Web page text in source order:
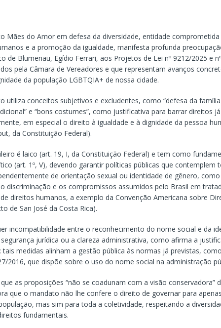
Mães do Amor em defesa da diversidade, entidade
e a promoção da igualdade, manifesta profunda
de Blumenau, Egídio Ferrari, aos Projetos de Lei nº 9212/2025 e
pela Câmara de Vereadores e que representam avanços
da população LGBTQIA+ de nossa cidade.
utiliza conceitos subjetivos e excludentes, como “defesa da
e “bons costumes”, como justificativa para barrar direitos
em especial o direito à igualdade e à dignidade da pessoa
da Constituição Federal).
é laico (art. 19, I, da Constituição Federal) e tem como
(art. 1º, V), devendo garantir políticas públicas que contemplem
de orientação sexual ou identidade de gênero,
discriminação e os compromissos assumidos pelo Brasil em
direitos humanos, a exemplo da Convenção Americana sobre
de San José da Costa Rica).
incompatibilidade entre o reconhecimento do nome social e da
jurídica ou a clareza administrativa, como afirma a
tais medidas alinham a gestão pública às normas já previstas,
2016, que dispõe sobre o uso do nome social na administração
as proposições “não se coadunam com a visão conservadora”
que o mandato não lhe confere o direito de governar para
mas sim para toda a coletividade, respeitando a
fundamentais.